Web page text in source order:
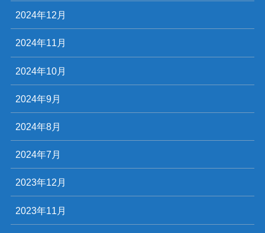
2024年12月
2024年11月
2024年10月
2024年9月
2024年8月
2024年7月
2023年12月
2023年11月